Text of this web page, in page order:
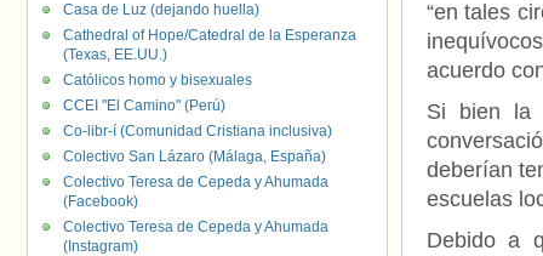
“en tales
acuerdo
Si bien la
deberían
escuelas
Debido a
Casa de Luz (dejando huella)
Cathedral of Hope/Catedral de la Esperanza
(Texas, EE.UU.)
Católicos homo y bisexuales
CCEI "El Camino" (Perú)
Co-libr-í (Comunidad Cristiana inclusiva)
Colectivo San Lázaro (Málaga, España)
Colectivo Teresa de Cepeda y Ahumada
(Facebook)
Colectivo Teresa de Cepeda y Ahumada
(Instagram)